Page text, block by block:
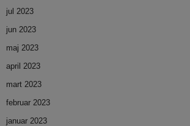
jul 2023
jun 2023
maj 2023
april 2023
mart 2023
februar 2023
januar 2023